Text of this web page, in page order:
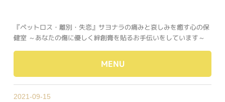
『ペットロス・離別・失恋』サヨナラの痛みと哀しみを癒す心の保
健室 ～あなたの傷に優しく絆創膏を貼るお手伝いをしています～
MENU
2021-09-15